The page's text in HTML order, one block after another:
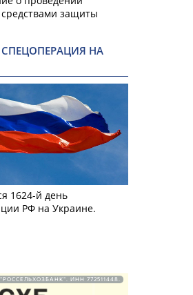
защиты
НА
1624-й день
РФ на Украине.
ИНН 772511448.